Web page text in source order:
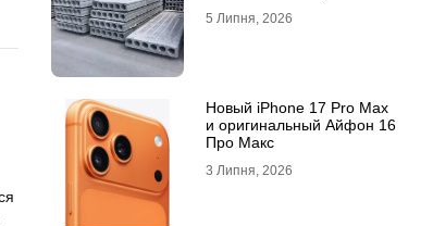
5 Липня, 2026
Новый iPhone 17 Pro Max
и оригинальный Айфон 16
Про Макс
3 Липня, 2026